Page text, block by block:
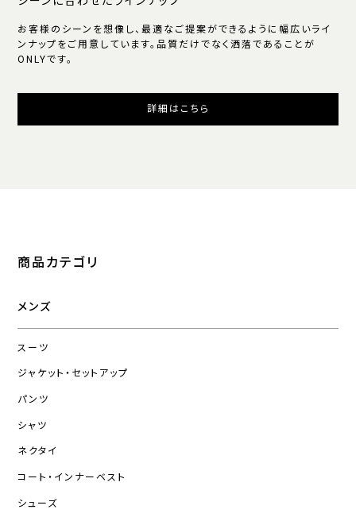
お客様のシーンを想像し、最適なご提案ができるように幅広いライ
ンナップをご用意しています。品質だけでなく洒落であることが
ONLYです。
詳細はこちら
商品カテゴリ
メンズ
スーツ
ジャケット・セットアップ
パンツ
シャツ
ネクタイ
コート・インナーベスト
シューズ